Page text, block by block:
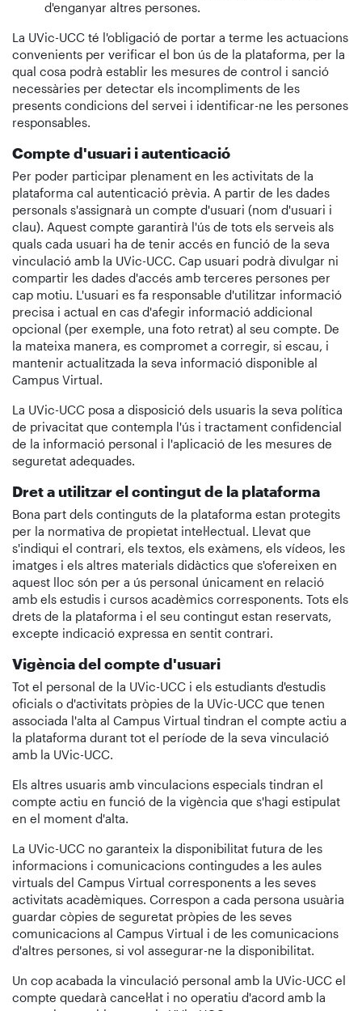
d'enganyar altres persones.
La UVic-UCC té l'obligació de portar a terme les actuacions
convenients per verificar el bon ús de la plataforma, per la
qual cosa podrà establir les mesures de control i sanció
necessàries per detectar els incompliments de les
presents condicions del servei i identificar-ne les persones
responsables.
Compte d'usuari i autenticació
Per poder participar plenament en les activitats de la
plataforma cal autenticació prèvia. A partir de les dades
personals s'assignarà un compte d'usuari (nom d'usuari i
clau). Aquest compte garantirà l'ús de tots els serveis als
quals cada usuari ha de tenir accés en funció de la seva
vinculació amb la UVic-UCC. Cap usuari podrà divulgar ni
compartir les dades d'accés amb terceres persones per
cap motiu. L'usuari es fa responsable d'utilitzar informació
precisa i actual en cas d'afegir informació addicional
opcional (per exemple, una foto retrat) al seu compte. De
la mateixa manera, es compromet a corregir, si escau, i
mantenir actualitzada la seva informació disponible al
Campus Virtual.
La UVic-UCC posa a disposició dels usuaris la seva política
de privacitat que contempla l'ús i tractament confidencial
de la informació personal i l'aplicació de les mesures de
seguretat adequades.
Dret a utilitzar el contingut de la plataforma
Bona part dels continguts de la plataforma estan protegits
per la normativa de propietat intel·lectual. Llevat que
s'indiqui el contrari, els textos, els exàmens, els vídeos, les
imatges i els altres materials didàctics que s'ofereixen en
aquest lloc són per a ús personal únicament en relació
amb els estudis i cursos acadèmics corresponents. Tots els
drets de la plataforma i el seu contingut estan reservats,
excepte indicació expressa en sentit contrari.
Vigència del compte d'usuari
Tot el personal de la UVic-UCC i els estudiants d'estudis
oficials o d'activitats pròpies de la UVic-UCC que tenen
associada l'alta al Campus Virtual tindran el compte actiu a
la plataforma durant tot el període de la seva vinculació
amb la UVic-UCC.
Els altres usuaris amb vinculacions especials tindran el
compte actiu en funció de la vigència que s'hagi estipulat
en el moment d'alta.
La UVic-UCC no garanteix la disponibilitat futura de les
informacions i comunicacions contingudes a les aules
virtuals del Campus Virtual corresponents a les seves
activitats acadèmiques. Correspon a cada persona usuària
guardar còpies de seguretat pròpies de les seves
comunicacions al Campus Virtual i de les comunicacions
d'altres persones, si vol assegurar-ne la disponibilitat.
Un cop acabada la vinculació personal amb la UVic-UCC el
compte quedarà cancel·lat i no operatiu d'acord amb la